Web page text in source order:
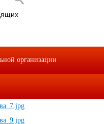
организации